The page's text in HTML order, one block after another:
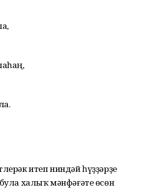
итеп ниндәй һүҙҙәрҙе
ха­лыҡ мәнфәғәте өсөн